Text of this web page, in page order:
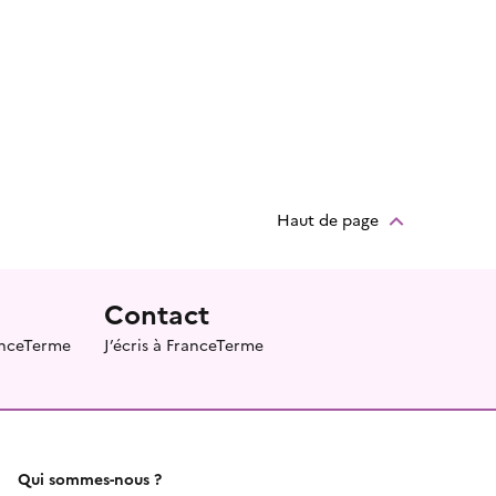
Haut de page
Contact
J’écris à FranceTerme
Qui sommes-nous ?